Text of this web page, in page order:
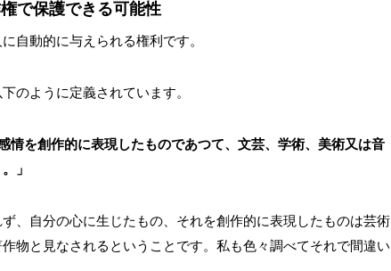
で保護できる可能性
自動的に与えられる権利です。
のように定義されています。
感情を創作的に表現したものであつて、文芸、学術、美術又は音
」
、自分の心に生じたもの、それを創作的に表現したものは芸術
物と見なされるということです。私も色々調べてそれで間違い